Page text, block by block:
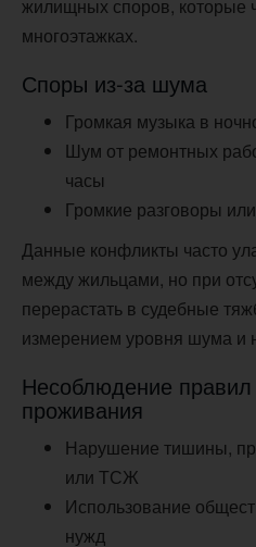
жилищных споров, которые
многоэтажках.
Споры из-за шума
Громкая музыка в
Шум от ремонтных
часы
Громкие разговоры
Данные конфликты часто
между жильцами, но при
перерастать в судебные
измерением уровня шума и
Несоблюдение правил
проживания
Нарушение тишины,
или ТСЖ
Использование
нужд